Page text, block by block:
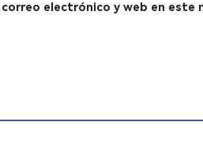
correo electrónico y web en este